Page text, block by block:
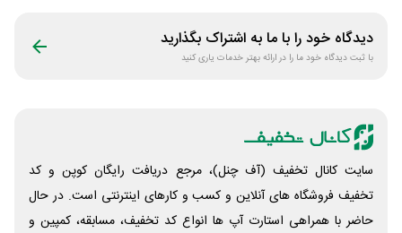
دیدگاه خود را با ما به اشتراک بگذارید
با ثبت دیدگاه خود ما را در ارائه بهتر خدمات یاری کنید
سایت کانال تخفیف (آف چنل)، مرجع دریافت رایگان کوپن و کد
تخفیف فروشگاه های آنلاین و کسب و‌ کارهای اینترنتی است. در حال
حاضر با همراهی استارت آپ ها انواع کد تخفیف، مسابقه، کمپین و